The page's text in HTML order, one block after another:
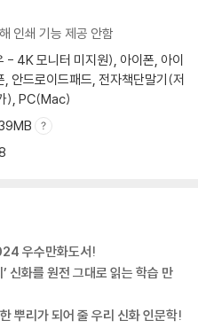
인쇄 기능 제공 안함
- 4K 모니터 미지원), 아이폰, 아이
, 안드로이드패드, 전자책단말기(저
), PC(Mac)
우수만화도서!
신화를 원전 그대로 읽는 학습 만
뿌리가 되어 줄 우리 신화 인문학!